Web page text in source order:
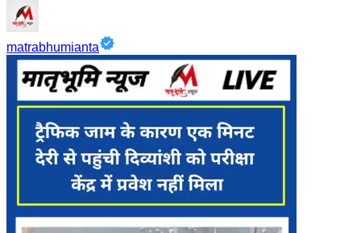
matrabhumianta